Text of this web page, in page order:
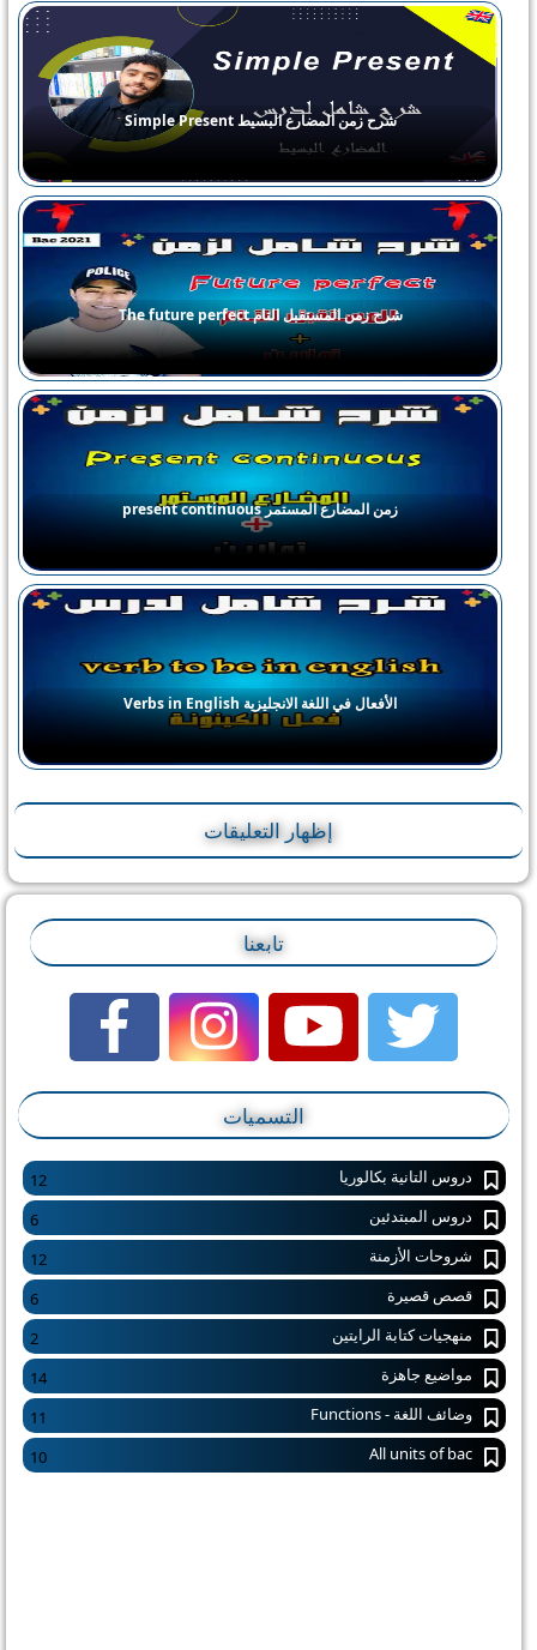
شرح زمن المضارع البسيط Simple Present
شرح زمن المستقبل التام The future perfect
زمن المضارع المستمر present continuous
الأفعال في اللغة الانجليزية Verbs in English
إظهار التعليقات
تابعنا
التسميات
دروس التانية بكالوريا
12
دروس المبتدئين
6
شروحات الأزمنة
12
قصص قصيرة
6
منهجيات كتابة الرايتين
2
مواضيع جاهزة
14
وضائف اللغة - Functions
11
All units of bac
10